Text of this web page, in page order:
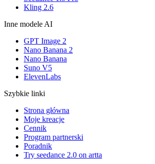
Kling 2.6
Inne modele AI
GPT Image 2
Nano Banana 2
Nano Banana
Suno V5
ElevenLabs
Szybkie linki
Strona główna
Moje kreacje
Cennik
Program partnerski
Poradnik
Try seedance 2.0 on artta